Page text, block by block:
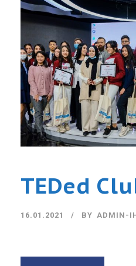
TEDed
16.01.2021 BY ADMIN-